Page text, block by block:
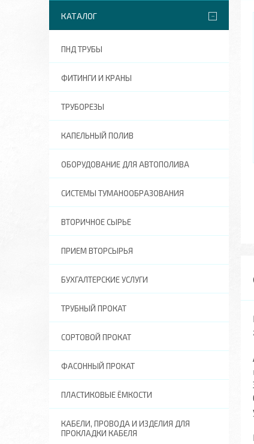
КАТАЛОГ
ПНД ТРУБЫ
ФИТИНГИ И КРАНЫ
ТРУБОРЕЗЫ
КАПЕЛЬНЫЙ ПОЛИВ
ОБОРУДОВАНИЕ ДЛЯ АВТОПОЛИВА
СИСТЕМЫ ТУМАНООБРАЗОВАНИЯ
ВТОРИЧНОЕ СЫРЬЕ
ПРИЕМ ВТОРСЫРЬЯ
БУХГАЛТЕРСКИЕ УСЛУГИ
ТРУБНЫЙ ПРОКАТ
СОРТОВОЙ ПРОКАТ
ФАСОННЫЙ ПРОКАТ
ПЛАСТИКОВЫЕ ЁМКОСТИ
КАБЕЛИ, ПРОВОДА И ИЗДЕЛИЯ ДЛЯ
ПРОКЛАДКИ КАБЕЛЯ